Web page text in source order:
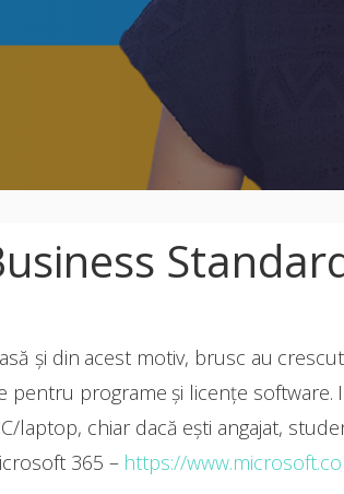
și din acest motiv, brusc au
programe și licențe software.
laptop, chiar dacă ești angajat,
365 – https://